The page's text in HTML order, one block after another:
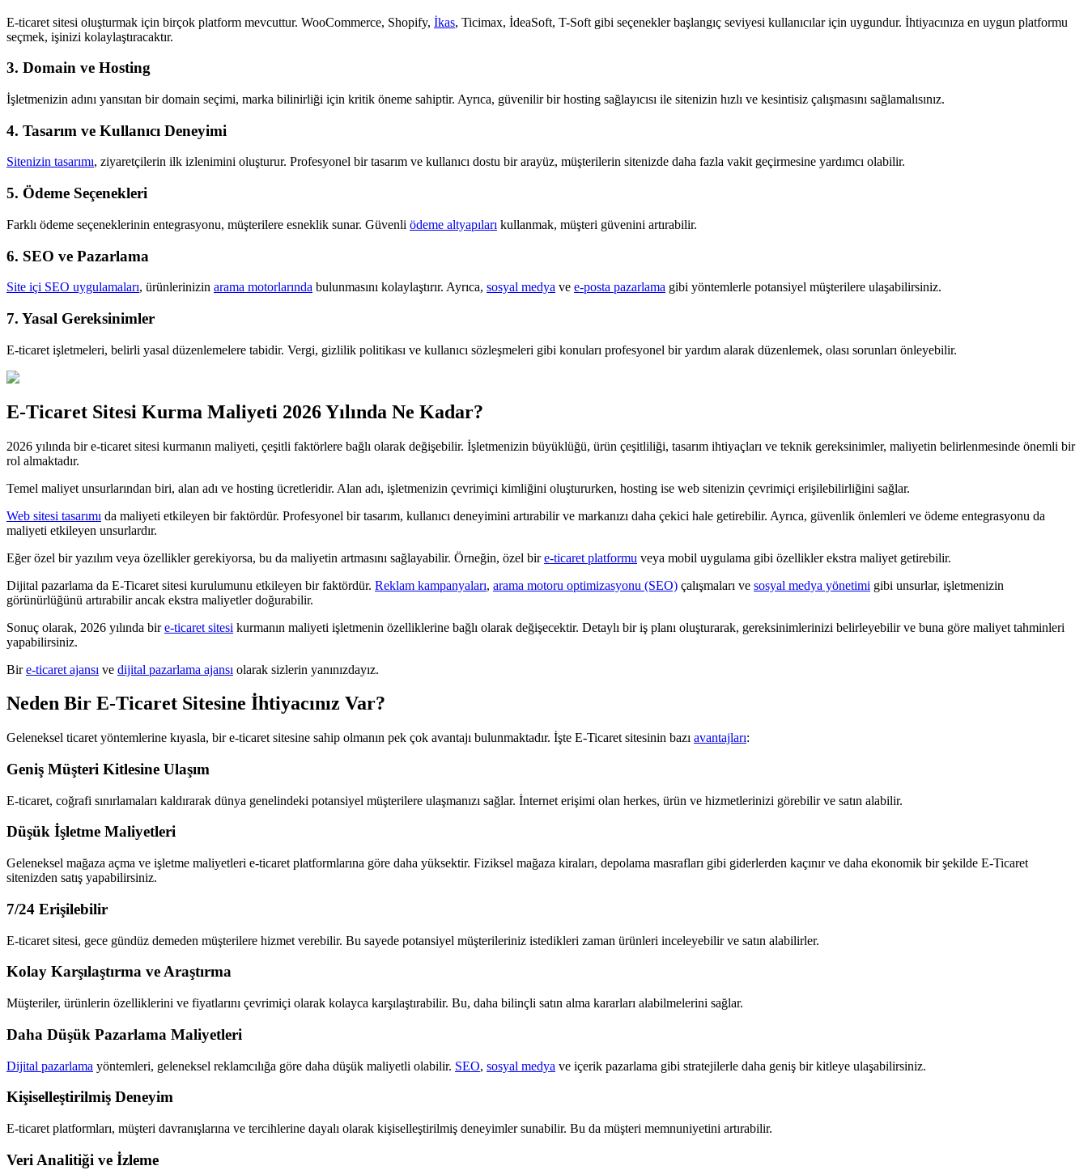
E-ticaret sitesi oluşturmak için birçok platform mevcuttur. WooCommerce, Shopify, İkas, Ticimax, İdeaSoft, T-Soft gibi seçenekler başlangıç seviyesi kullanıcılar için uygundur. İhtiyacınıza en uygun platformu
seçmek, işinizi kolaylaştıracaktır.
3. Domain ve Hosting
İşletmenizin adını yansıtan bir domain seçimi, marka bilinirliği için kritik öneme sahiptir. Ayrıca, güvenilir bir hosting sağlayıcısı ile sitenizin hızlı ve kesintisiz çalışmasını sağlamalısınız.
4. Tasarım ve Kullanıcı Deneyimi
Sitenizin tasarımı, ziyaretçilerin ilk izlenimini oluşturur. Profesyonel bir tasarım ve kullanıcı dostu bir arayüz, müşterilerin sitenizde daha fazla vakit geçirmesine yardımcı olabilir.
5. Ödeme Seçenekleri
Farklı ödeme seçeneklerinin entegrasyonu, müşterilere esneklik sunar. Güvenli ödeme altyapıları kullanmak, müşteri güvenini artırabilir.
6. SEO ve Pazarlama
Site içi SEO uygulamaları, ürünlerinizin arama motorlarında bulunmasını kolaylaştırır. Ayrıca, sosyal medya ve e-posta pazarlama gibi yöntemlerle potansiyel müşterilere ulaşabilirsiniz.
7. Yasal Gereksinimler
E-ticaret işletmeleri, belirli yasal düzenlemelere tabidir. Vergi, gizlilik politikası ve kullanıcı sözleşmeleri gibi konuları profesyonel bir yardım alarak düzenlemek, olası sorunları önleyebilir.
E-Ticaret Sitesi Kurma Maliyeti 2026 Yılında Ne Kadar?
2026 yılında bir e-ticaret sitesi kurmanın maliyeti, çeşitli faktörlere bağlı olarak değişebilir. İşletmenizin büyüklüğü, ürün çeşitliliği, tasarım ihtiyaçları ve teknik gereksinimler, maliyetin belirlenmesinde önemli bir
rol almaktadır.
Temel maliyet unsurlarından biri, alan adı ve hosting ücretleridir. Alan adı, işletmenizin çevrimiçi kimliğini oluştururken, hosting ise web sitenizin çevrimiçi erişilebilirliğini sağlar.
Web sitesi tasarımı da maliyeti etkileyen bir faktördür. Profesyonel bir tasarım, kullanıcı deneyimini artırabilir ve markanızı daha çekici hale getirebilir. Ayrıca, güvenlik önlemleri ve ödeme entegrasyonu da
maliyeti etkileyen unsurlardır.
Eğer özel bir yazılım veya özellikler gerekiyorsa, bu da maliyetin artmasını sağlayabilir. Örneğin, özel bire-ticaret platformu veya mobil uygulama gibi özellikler ekstra maliyet getirebilir.
Dijital pazarlama da E-Ticaret sitesi kurulumunu etkileyen bir faktördür. Reklam kampanyaları, arama motoru optimizasyonu (SEO) çalışmaları ve sosyal medya yönetimi gibi unsurlar, işletmenizin
görünürlüğünü artırabilir ancak ekstra maliyetler doğurabilir.
Sonuç olarak, 2026 yılında bire-ticaret sitesi kurmanın maliyeti işletmenin özelliklerine bağlı olarak değişecektir. Detaylı bir iş planı oluşturarak, gereksinimlerinizi belirleyebilir ve buna göre maliyet tahminleri
yapabilirsiniz.
Bire-ticaret ajansı ve dijital pazarlama ajansı olarak sizlerin yanınızdayız.
Neden Bir E-Ticaret Sitesine İhtiyacınız Var?
Geleneksel ticaret yöntemlerine kıyasla, bir e-ticaret sitesine sahip olmanın pek çok avantajı bulunmaktadır. İşte E-Ticaret sitesinin bazı avantajları:
Geniş Müşteri Kitlesine Ulaşım
E-ticaret, coğrafi sınırlamaları kaldırarak dünya genelindeki potansiyel müşterilere ulaşmanızı sağlar. İnternet erişimi olan herkes, ürün ve hizmetlerinizi görebilir ve satın alabilir.
Düşük İşletme Maliyetleri
Geleneksel mağaza açma ve işletme maliyetleri e-ticaret platformlarına göre daha yüksektir. Fiziksel mağaza kiraları, depolama masrafları gibi giderlerden kaçınır ve daha ekonomik bir şekilde E-Ticaret
sitenizden satış yapabilirsiniz.
7/24 Erişilebilir
E-ticaret sitesi, gece gündüz demeden müşterilere hizmet verebilir. Bu sayede potansiyel müşterileriniz istedikleri zaman ürünleri inceleyebilir ve satın alabilirler.
Kolay Karşılaştırma ve Araştırma
Müşteriler, ürünlerin özelliklerini ve fiyatlarını çevrimiçi olarak kolayca karşılaştırabilir. Bu, daha bilinçli satın alma kararları alabilmelerini sağlar.
Daha Düşük Pazarlama Maliyetleri
Dijital pazarlama yöntemleri, geleneksel reklamcılığa göre daha düşük maliyetli olabilir. SEO, sosyal medya ve içerik pazarlama gibi stratejilerle daha geniş bir kitleye ulaşabilirsiniz.
Kişiselleştirilmiş Deneyim
E-ticaret platformları, müşteri davranışlarına ve tercihlerine dayalı olarak kişiselleştirilmiş deneyimler sunabilir. Bu da müşteri memnuniyetini artırabilir.
Veri Analitiği ve İzleme